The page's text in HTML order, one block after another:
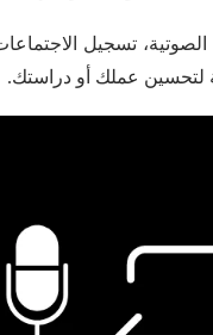
تسجيل
عملك أو دراستك.